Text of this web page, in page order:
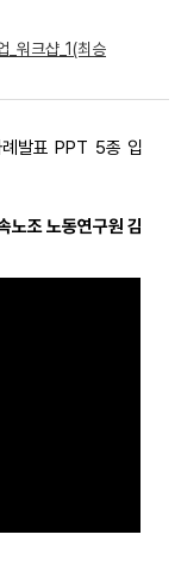
_워크샵_1(최승
발표 PPT 5종 입
노조 노동연구원 김